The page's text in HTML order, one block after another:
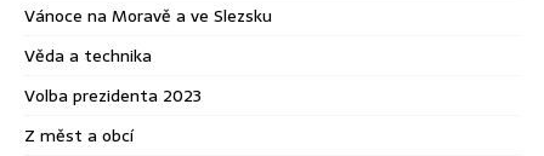
Vánoce na Moravě a ve Slezsku
Věda a technika
Volba prezidenta 2023
Z měst a obcí